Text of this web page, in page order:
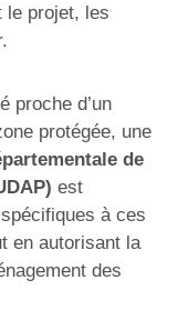
le projet, les
proche d’un
protégée, une
de
est
à ces
en autorisant la
des